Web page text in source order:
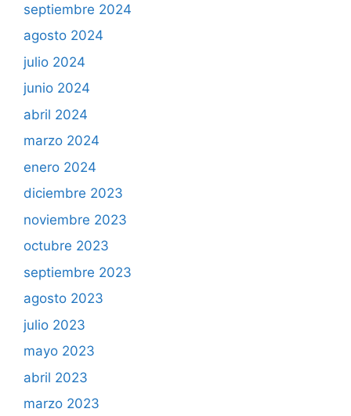
septiembre 2024
agosto 2024
julio 2024
junio 2024
abril 2024
marzo 2024
enero 2024
diciembre 2023
noviembre 2023
octubre 2023
septiembre 2023
agosto 2023
julio 2023
mayo 2023
abril 2023
marzo 2023